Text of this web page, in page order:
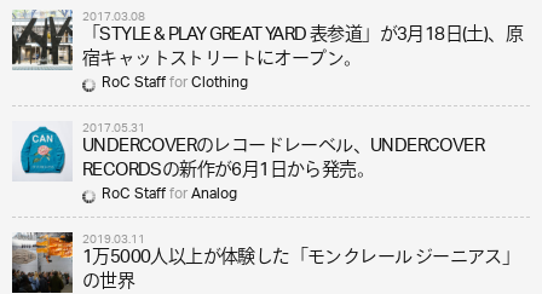
2017.03.08
「STYLE & PLAY GREAT YARD 表参道」が3月18日(土)、原
宿キャットストリートにオープン。
RoC StaffforClothing
2017.05.31
UNDERCOVERのレコードレーベル、UNDERCOVER
RECORDSの新作が6月1日から発売。
RoC StaffforAnalog
2019.03.11
1万5000人以上が体験した「モンクレール ジーニアス」
の世界